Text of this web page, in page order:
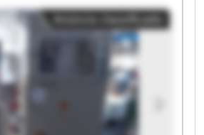
GmbH SK Maschinen-Service
Service GmbH SK
GmbH SK Maschinen-Service
Service GmbH SK
GmbH SK Maschinen-Service
Service GmbH SK
GmbH SK Maschinen-Service
Service GmbH SK
GmbH SK Maschinen-Service